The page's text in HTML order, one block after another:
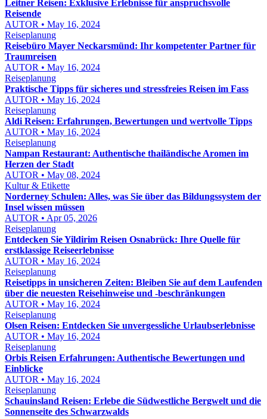
Leitner Reisen: Exklusive Erlebnisse für anspruchsvolle
Reisende
AUTOR • May 16, 2024
Reiseplanung
Reisebüro Mayer Neckarsmünd: Ihr kompetenter Partner für
Traumreisen
AUTOR • May 16, 2024
Reiseplanung
Praktische Tipps für sicheres und stressfreies Reisen im Fass
AUTOR • May 16, 2024
Reiseplanung
Aldi Reisen: Erfahrungen, Bewertungen und wertvolle Tipps
AUTOR • May 16, 2024
Reiseplanung
Nampan Restaurant: Authentische thailändische Aromen im
Herzen der Stadt
AUTOR • May 08, 2024
Kultur & Etikette
Norderney Schulen: Alles, was Sie über das Bildungssystem der
Insel wissen müssen
AUTOR • Apr 05, 2026
Reiseplanung
Entdecken Sie Yildirim Reisen Osnabrück: Ihre Quelle für
erstklassige Reiseerlebnisse
AUTOR • May 16, 2024
Reiseplanung
Reisetipps in unsicheren Zeiten: Bleiben Sie auf dem Laufenden
über die neuesten Reisehinweise und -beschränkungen
AUTOR • May 16, 2024
Reiseplanung
Olsen Reisen: Entdecken Sie unvergessliche Urlaubserlebnisse
AUTOR • May 16, 2024
Reiseplanung
Orbis Reisen Erfahrungen: Authentische Bewertungen und
Einblicke
AUTOR • May 16, 2024
Reiseplanung
Schauinsland Reisen: Erlebe die Südwestliche Bergwelt und die
Sonnenseite des Schwarzwalds